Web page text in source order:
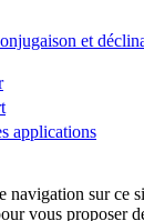
et
applications
navigation sur ce
vous proposer